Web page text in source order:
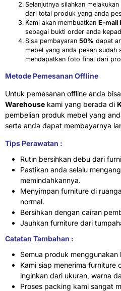
Selanjutnya silahkan
dari total produk yang anda
Kami akan membuatkan E-mail
sebagai bukti order anda
Sisa pembayaran 50% dapat
mebel yang anda pesan sudah
mendapatkan foto final dari
Metode Pemesanan Offline
Untuk pemesanan offline anda
Warehouse kami yang berada di
pembelian produk mebel yang
serta anda dapat membayarnya
Tips Perawatan :
Rutin bersihkan debu dari
Pastikan anda selalu
memindahkannya.
Menyimpan furniture di
normal.
Bersihkan dengan cairan
Jauhkan furniture dari
Catatan Tambahan :
Semua produk
Kami siap menerima furniture
inginkan dari ukuran, warna
Proses packing kami sangat